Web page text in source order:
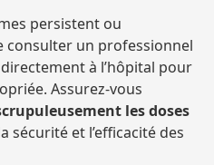
persistent ou
consulter un professionnel
à l’hôpital pour
Assurez-vous
les doses
sécurité et l’efficacité des